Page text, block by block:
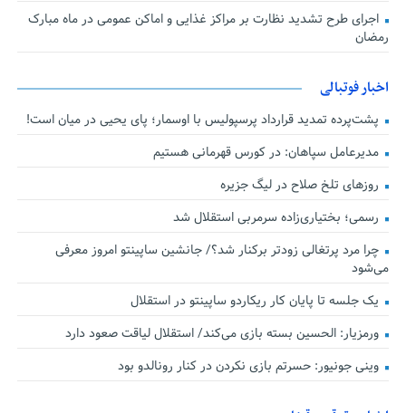
اجرای طرح تشدید نظارت بر مراکز غذایی و اماکن عمومی در ماه مبارک
رمضان
اخبار فوتبالی
پشت‌پرده تمدید قرارداد پرسپولیس با اوسمار؛ پای یحیی در میان است!
مدیرعامل سپاهان: در کورس قهرمانی هستیم
روزهای تلخ صلاح در لیگ جزیره
رسمی؛ بختیاری‌زاده سرمربی استقلال شد
چرا مرد پرتغالی زودتر برکنار شد؟/ جانشین ساپینتو امروز معرفی
می‌شود
یک جلسه تا پایان کار ریکاردو ساپینتو در استقلال
ورمزیار: الحسین بسته بازی می‌کند/ استقلال لیاقت صعود دارد
وینی جونیور: حسرتم بازی نکردن در کنار رونالدو بود